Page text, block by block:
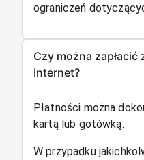
ograniczeń
Czy można zapłacić
Internet?
Płatności można
kartą lub gotówką.
W przypadku